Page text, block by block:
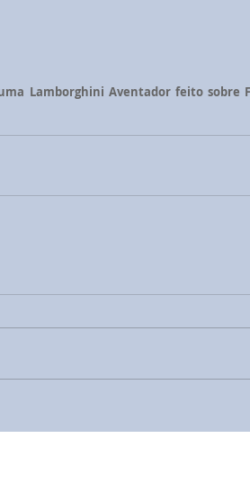
Lamborghini Aventador feito sobre